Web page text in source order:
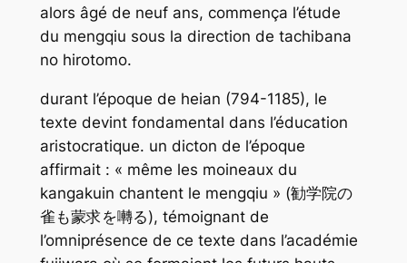
alors âgé de neuf ans, commença l’étude
du mengqiu sous la direction de tachibana
no hirotomo.
durant l’époque de heian (794-1185), le
texte devint fondamental dans l’éducation
aristocratique. un dicton de l’époque
affirmait : « même les moineaux du
kangakuin chantent le mengqiu » (勧学院の
雀も蒙求を囀る), témoignant de
l’omniprésence de ce texte dans l’académie